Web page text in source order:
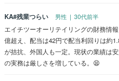
KA#残業つらい 男性 | 30代前半
エイチツーオーリテイリングの財務情
億超え、配当は42円で配当利回りは約
が拮抗、外国人も一定。現状の業績は
の実務は厳しさを増している。😫